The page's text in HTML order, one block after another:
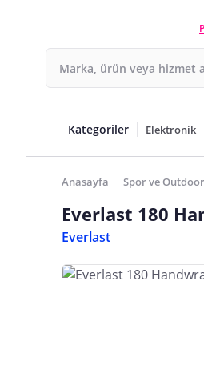
Kategoriler Elektronik
Anasayfa Spor ve Outdoor
Everlast 180
Everlast